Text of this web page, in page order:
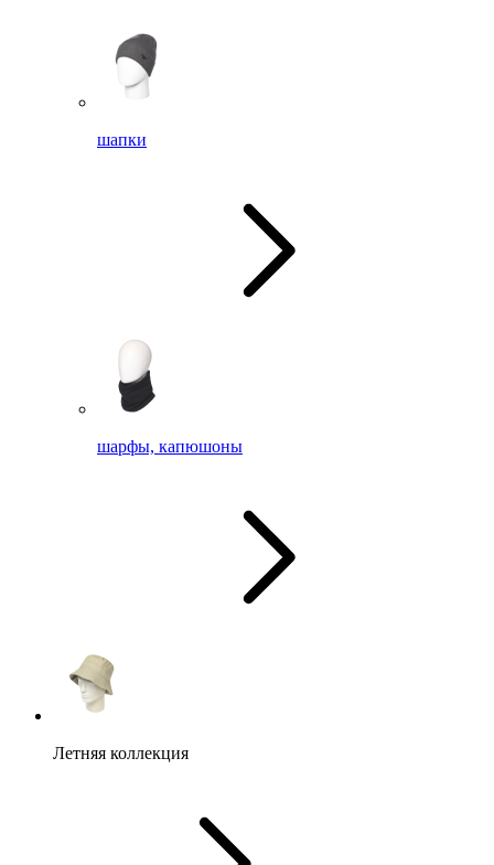
шапки
шарфы, капюшоны
Летняя коллекция